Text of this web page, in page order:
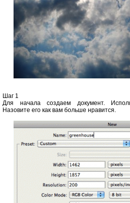
Шаг 1
Для начала создаем документ.
Назовите его как вам больше нравится.